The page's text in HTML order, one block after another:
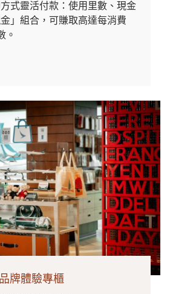
式靈活付款：使用里數、現金
」組合，可賺取高達每消費
。
牌體驗專櫃